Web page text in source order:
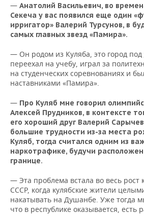
— Анатолий Васильевич, во
Секеча у вас появился еще один
ирригатор» Валерий Турсунов, в
самых главных звезд «Памира».
— Он родом из Куляба, это город
переехал на учебу, играл за
на студенческих соревнованиях и
наставниками «Памира».
— Про Куляб мне говорил
Алексей Прудников, в контексте
его хороший друг Валерий
большие трудности из-за места
Куляб, тогда считался одним из
наркотрафике, будучи
границе.
— Эта проблема встала во весь рост
СССР, когда кулябские жители
накатывать на Душанбе. Уже тогда
что в республике оказывается, есть